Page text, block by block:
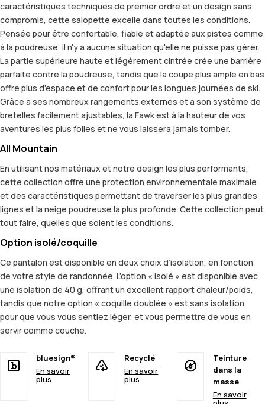
caractéristiques techniques de premier ordre et un design sans
compromis, cette salopette excelle dans toutes les conditions.
Pensée pour être confortable, fiable et adaptée aux pistes comme
à la poudreuse, il n'y a aucune situation qu'elle ne puisse pas gérer.
La partie supérieure haute et légèrement cintrée crée une barrière
parfaite contre la poudreuse, tandis que la coupe plus ample en bas
offre plus d'espace et de confort pour les longues journées de ski.
Grâce à ses nombreux rangements externes et à son système de
bretelles facilement ajustables, la Fawk est à la hauteur de vos
aventures les plus folles et ne vous laissera jamais tomber.
All Mountain
En utilisant nos matériaux et notre design les plus performants,
cette collection offre une protection environnementale maximale
et des caractéristiques permettant de traverser les plus grandes
lignes et la neige poudreuse la plus profonde. Cette collection peut
tout faire, quelles que soient les conditions.
Option isolé/coquille
Ce pantalon est disponible en deux choix d’isolation, en fonction
de votre style de randonnée. L’option « isolé » est disponible avec
une isolation de 40 g, offrant un excellent rapport chaleur/poids,
tandis que notre option « coquille doublée » est sans isolation,
pour que vous vous sentiez léger, et vous permettre de vous en
servir comme couche.
bluesign®
En savoir
plus
Recyclé
En savoir
plus
Teinture
dans la
masse
En savoir